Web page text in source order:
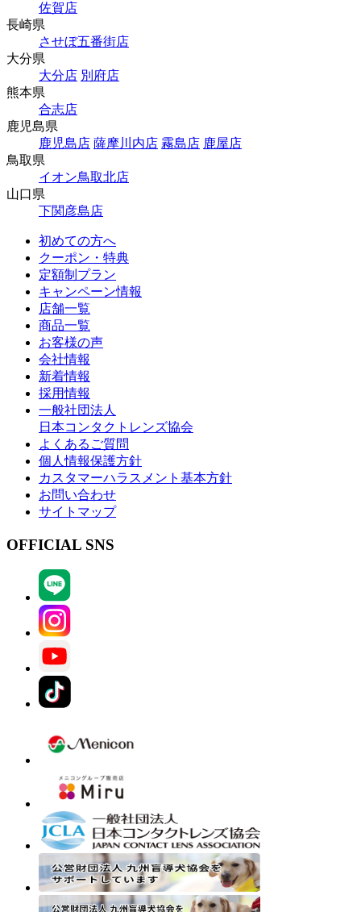
佐賀店
長崎県
させぼ五番街店
大分県
大分店 別府店
熊本県
合志店
鹿児島県
鹿児島店 薩摩川内店 霧島店 鹿屋店
鳥取県
イオン鳥取北店
山口県
下関彦島店
初めての方へ
クーポン・特典
定額制プラン
キャンペーン情報
店舗一覧
商品一覧
お客様の声
会社情報
新着情報
採用情報
一般社団法人
日本コンタクトレンズ協会
よくあるご質問
個人情報保護方針
カスタマーハラスメント基本方針
お問い合わせ
サイトマップ
OFFICIAL SNS